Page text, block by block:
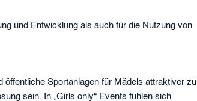
und Entwicklung als auch für die Nutzung von
Sportanlagen für Mädels attraktiver zu
sein. In „Girls only“ Events fühlen sich